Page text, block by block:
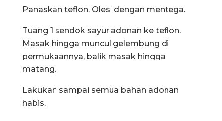
Panaskan teflon. Olesi dengan mentega.
Tuang 1 sendok sayur adonan ke teflon.
Masak hingga muncul gelembung di
permukaannya, balik masak hingga
matang.
Lakukan sampai semua bahan adonan
habis.